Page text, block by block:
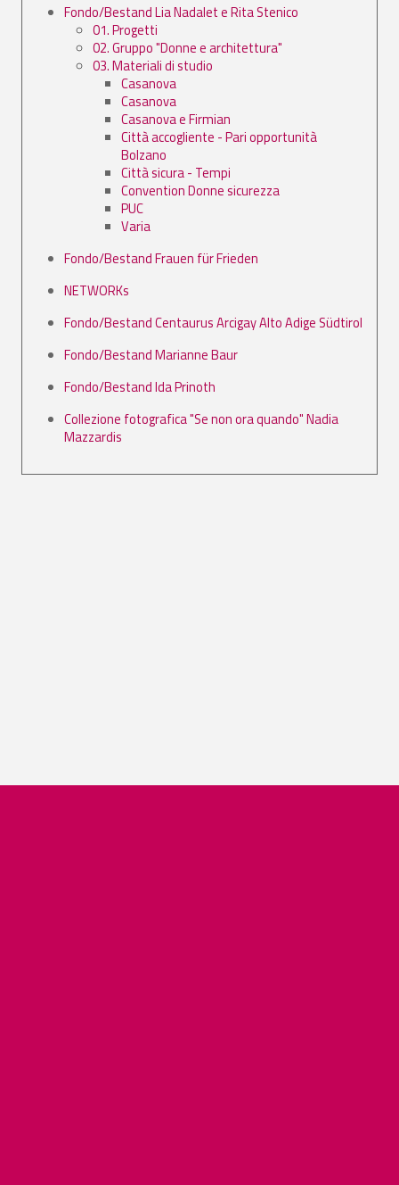
Fondo/Bestand Lia Nadalet e Rita Stenico
01. Progetti
02. Gruppo "Donne e architettura"
03. Materiali di studio
Casanova
Casanova
Casanova e Firmian
Città accogliente - Pari opportunità
Bolzano
Città sicura - Tempi
Convention Donne sicurezza
PUC
Varia
Fondo/Bestand Frauen für Frieden
NETWORKs
Fondo/Bestand Centaurus Arcigay Alto Adige Südtirol
Fondo/Bestand Marianne Baur
Fondo/Bestand Ida Prinoth
Collezione fotografica "Se non ora quando" Nadia
Mazzardis